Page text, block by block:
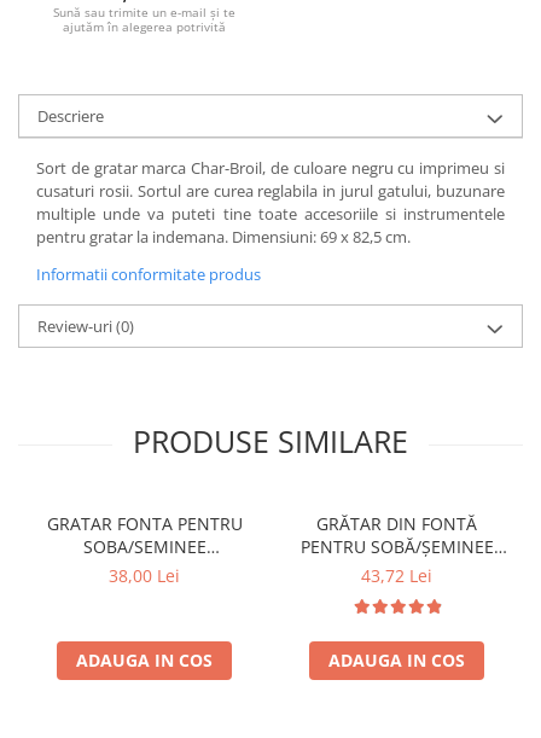
Sună sau trimite un e-mail și te
ajutăm în alegerea potrivită
Descriere
Sort de gratar marca Char-Broil, de culoare negru cu imprimeu si
cusaturi rosii. Sortul are curea reglabila in jurul gatului, buzunare
multiple unde va puteti tine toate accesoriile si instrumentele
pentru gratar la indemana. Dimensiuni: 69 x 82,5 cm.
Informatii conformitate produs
Review-uri(0)
PRODUSE SIMILARE
GRATAR FONTA PENTRU
SOBA/SEMINEE
DIMENSIUNE 250x170 mm
38,00 Lei
ADAUGA IN COS
GRĂTAR DIN FONTĂ
PENTRU SOBĂ/ȘEMINEE
DIMENSIUNE 300 mm x 200
43,72 Lei
ADAUGA IN COS